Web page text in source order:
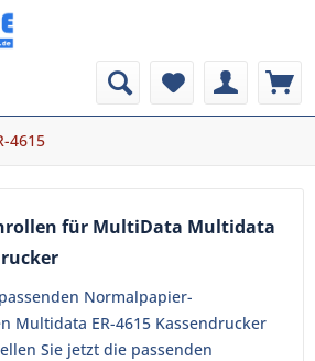
4615
für MultiData Multidata
Normalpapier-
Multidata ER-4615 Kassendrucker
Sie jetzt die passenden